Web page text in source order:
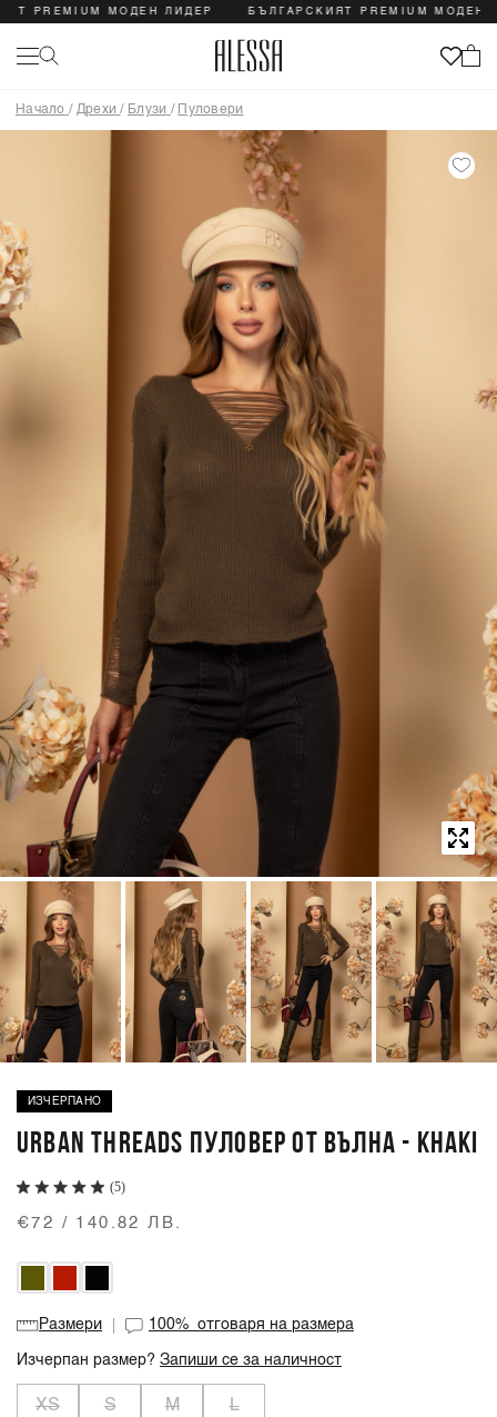
МОДЕН ЛИДЕР БЪЛГАРСКИЯТ PREMIUM МОДЕН
Начало / Дрехи / Блузи / Пуловери
ИЗЧЕРПАНО
URBAN THREADS ПУЛОВЕР ОТ ВЪЛНА - KHAKI
(5)
€72 / 140.82 ЛВ.
Размери 100%отговаря на размера
Изчерпан размер?Запиши се за наличност
XS S M L